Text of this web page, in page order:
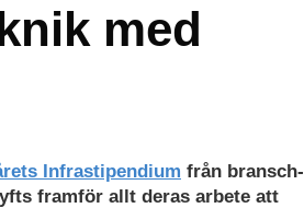
med
Infrastipendium från bransch-
framför allt deras arbete att